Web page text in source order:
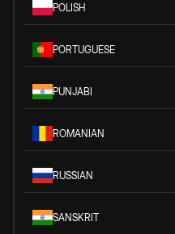
POLISH
PORTUGUESE
PUNJABI
ROMANIAN
RUSSIAN
SANSKRIT